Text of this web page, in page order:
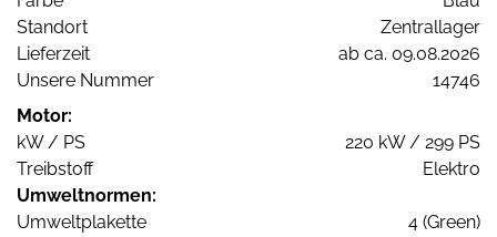
Standort
Zentrallager
Lieferzeit
ab ca. 09.08.2026
Unsere Nummer
14746
Motor:
kW / PS
220 kW / 299 PS
Treibstoff
Elektro
Umweltnormen:
Umweltplakette
4 (Green)